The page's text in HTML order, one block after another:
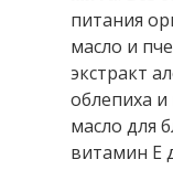
питания
масло и
экстракт
облепиха
масло для
витамин Е